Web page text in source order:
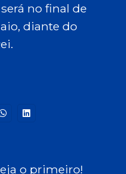
no final de
diante do
o primeiro!